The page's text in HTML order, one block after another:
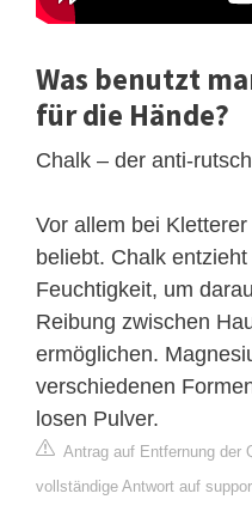
Was benutzt
für die Hände?
Chalk – der anti-
Vor allem bei
beliebt. Chalk
Feuchtigkeit, um
Reibung zwischen
ermöglichen.
verschiedenen
losen Pulver.
Antrag auf Entfernung der
vollständige Antwort auf